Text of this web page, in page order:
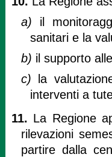
a) il
sanitari e la
b) il supporto
c)
la
interventi a
11. La Regione
rilevazioni
partire dalla